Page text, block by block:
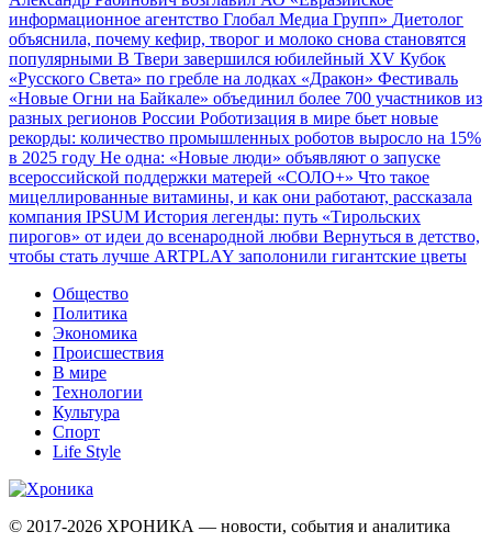
информационное агентство Глобал Медиа Групп» Диетолог
объяснила, почему кефир, творог и молоко снова становятся
популярными В Твери завершился юбилейный XV Кубок
«Русского Света» по гребле на лодках «Дракон» Фестиваль
«Новые Огни на Байкале» объединил более 700 участников из
разных регионов России Роботизация в мире бьет новые
рекорды: количество промышленных роботов выросло на 15%
в 2025 году Не одна: «Новые люди» объявляют о запуске
всероссийской поддержки матерей «СОЛО+» Что такое
мицеллированные витамины, и как они работают, рассказала
компания IPSUM История легенды: путь «Тирольских
пирогов» от идеи до всенародной любви Вернуться в детство,
чтобы стать лучше ARTPLAY заполонили гигантские цветы
Общество
Политика
Экономика
Происшествия
В мире
Технологии
Культура
Спорт
Life Style
© 2017-2026 ХРОНИКА — новости, события и аналитика